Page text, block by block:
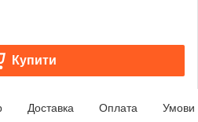
Купити
Доставка Оплата Умови